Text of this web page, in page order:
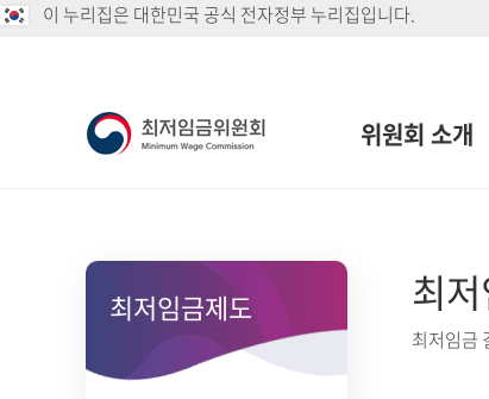
이 누리집은 대한민국 공식 전자정부 누리집입니다.
위원회 소개
최저임금제도 최
최저임금